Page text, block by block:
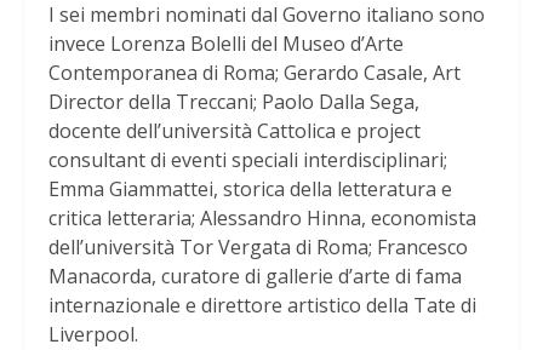
I sei membri nominati dal Governo italiano sono
invece Lorenza Bolelli del Museo d’Arte
Contemporanea di Roma; Gerardo Casale, Art
Director della Treccani; Paolo Dalla Sega,
docente dell’università Cattolica e project
consultant di eventi speciali interdisciplinari;
Emma Giammattei, storica della letteratura e
critica letteraria; Alessandro Hinna, economista
dell’università Tor Vergata di Roma; Francesco
Manacorda, curatore di gallerie d’arte di fama
internazionale e direttore artistico della Tate di
Liverpool.